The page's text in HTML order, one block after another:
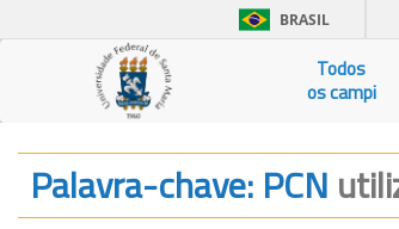
BRASIL
Todos
os campi
Palavra-chave: PCN